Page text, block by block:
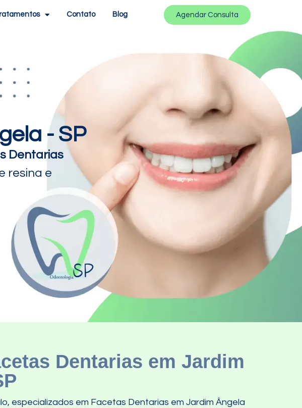
Contato Blog Agendar Consulta
- SP
Dentarias
resina e
Dentarias em Jardim
especializados em Facetas Dentarias em Jardim Ângela